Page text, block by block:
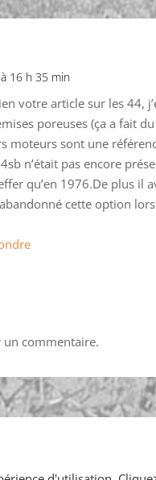
16 h 35 min
votre article sur les 44,
poreuses (ça a fait
moteurs sont une
n’était pas encore
qu’en 1976.De plus il
cette option
commentaire.